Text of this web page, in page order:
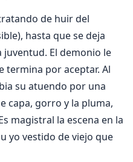
de huir del
hasta que se deja
El demonio le
termina por aceptar. Al
su atuendo por una
capa, gorro y la pluma,
magistral la escena en la
yo vestido de viejo que